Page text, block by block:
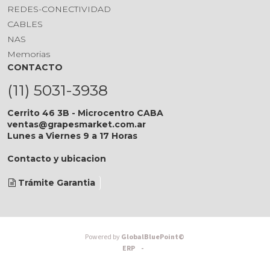
REDES-CONECTIVIDAD
CABLES
NAS
Memorias
CONTACTO
(11) 5031-3938
Cerrito 46 3B - Microcentro CABA
ventas@grapesmarket.com.ar
Lunes a Viernes 9 a 17 Horas
Contacto y ubicacion
Trámite Garantia
Powered byGlobalBluePoint©
ERP -